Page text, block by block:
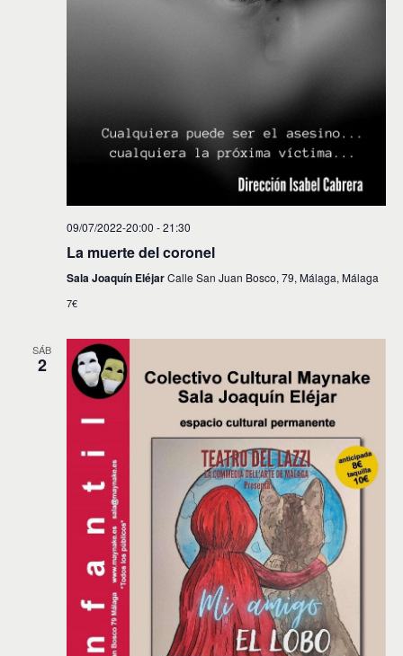
09/07/2022-20:00 -21:30
La muerte del coronel
Sala Joaquín EléjarCalle San Juan Bosco, 79, Málaga, Málaga
7€
SÁB
2